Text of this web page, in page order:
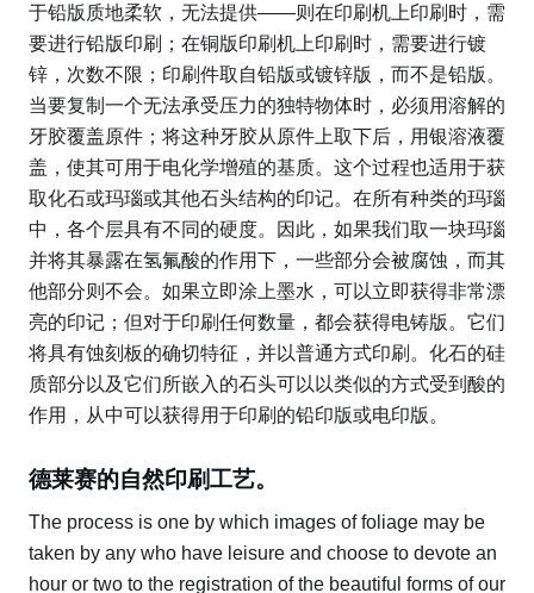
于铅版质地柔软，无法提供——则在印刷机上印刷时，需
要进行铅版印刷；在铜版印刷机上印刷时，需要进行镀
锌，次数不限；印刷件取自铅版或镀锌版，而不是铅版。
当要复制一个无法承受压力的独特物体时，必须用溶解的
牙胶覆盖原件；将这种牙胶从原件上取下后，用银溶液覆
盖，使其可用于电化学增殖的基质。这个过程也适用于获
取化石或玛瑙或其他石头结构的印记。在所有种类的玛瑙
中，各个层具有不同的硬度。因此，如果我们取一块玛瑙
并将其暴露在氢氟酸的作用下，一些部分会被腐蚀，而其
他部分则不会。如果立即涂上墨水，可以立即获得非常漂
亮的印记；但对于印刷任何数量，都会获得电铸版。它们
将具有蚀刻板的确切特征，并以普通方式印刷。化石的硅
质部分以及它们所嵌入的石头可以以类似的方式受到酸的
作用，从中可以获得用于印刷的铅印版或电印版。
德莱赛的自然印刷工艺。
The process is one by which images of foliage may be
taken by any who have leisure and choose to devote an
hour or two to the registration of the beautiful forms of our